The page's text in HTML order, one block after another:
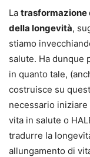
La trasformazione
della longevità,
stiamo
salute. Ha dunque
in quanto tale,
costruisce su
necessario iniziare
vita in salute o
tradurre la
allungamento di